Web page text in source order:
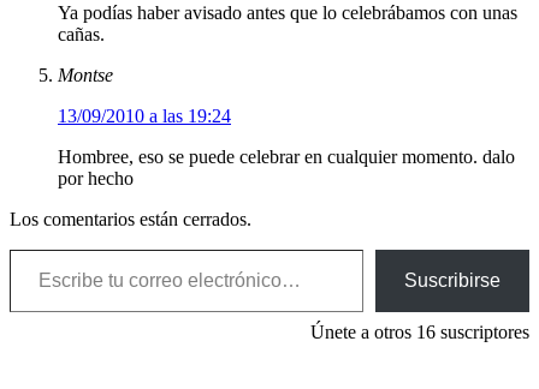
Ya podías haber avisado antes que lo celebrábamos con unas
cañas.
Montse
13/09/2010 a las 19:24
Hombree, eso se puede celebrar en cualquier momento. dalo
por hecho
Los comentarios están cerrados.
Escribe tu correo electrónico…
Suscribirse
Únete a otros 16 suscriptores